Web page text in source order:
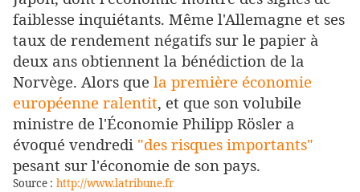
faiblesse inquiétants. Même l'Allemagne et ses
taux de rendement négatifs sur le papier à
deux ans obtiennent la bénédiction de la
Norvège. Alors que la première économie
européenne ralentit, et que son volubile
ministre de l'Économie Philipp Rösler a
évoqué vendredi "des risques importants"
pesant sur l'économie de son pays.
Source : http://www.latribune.fr